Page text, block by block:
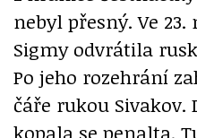
nebyl přesný. Ve
Sigmy odvrátila
Po jeho rozehrání
čáře rukou Sivakov.
kopala se penalta.